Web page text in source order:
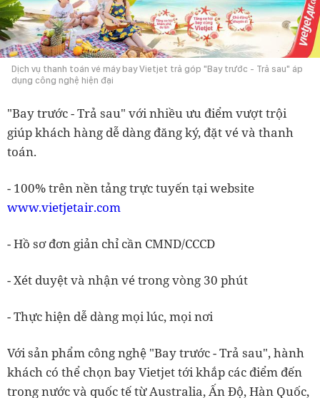
Dịch vụ thanh toán vé máy bay Vietjet trả góp "Bay trước - Trả sau" áp
dụng công nghệ hiện đại
"Bay trước - Trả sau" với nhiều ưu điểm vượt trội
giúp khách hàng dễ dàng đăng ký, đặt vé và thanh
toán.
- 100% trên nền tảng trực tuyến tại website
www.vietjetair.com
- Hồ sơ đơn giản chỉ cần CMND/CCCD
- Xét duyệt và nhận vé trong vòng 30 phút
- Thực hiện dễ dàng mọi lúc, mọi nơi
Với sản phẩm công nghệ "Bay trước - Trả sau", hành
khách có thể chọn bay Vietjet tới khắp các điểm đến
trong nước và quốc tế từ Australia, Ấn Độ, Hàn Quốc,